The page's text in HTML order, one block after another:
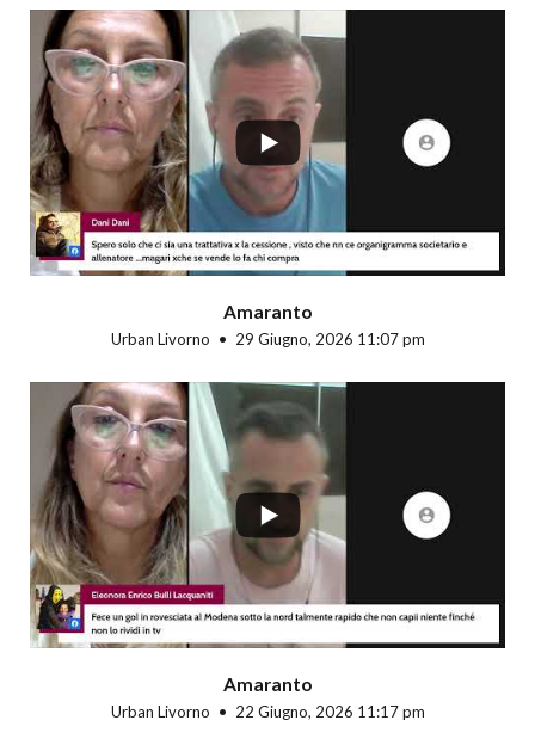
Amaranto
Urban Livorno 29 Giugno, 2026 11:07 pm
Amaranto
Urban Livorno 22 Giugno, 2026 11:17 pm